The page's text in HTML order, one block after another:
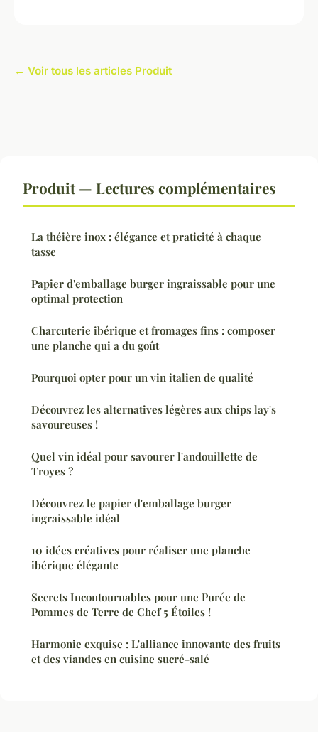
← Voir tous les articles Produit
Produit — Lectures complémentaires
La théière inox : élégance et praticité à chaque
tasse
Papier d'emballage burger ingraissable pour une
optimal protection
Charcuterie ibérique et fromages fins : composer
une planche qui a du goût
Pourquoi opter pour un vin italien de qualité
Découvrez les alternatives légères aux chips lay's
savoureuses !
Quel vin idéal pour savourer l'andouillette de
Troyes ?
Découvrez le papier d'emballage burger
ingraissable idéal
10 idées créatives pour réaliser une planche
ibérique élégante
Secrets Incontournables pour une Purée de
Pommes de Terre de Chef 5 Étoiles !
Harmonie exquise : L'alliance innovante des fruits
et des viandes en cuisine sucré-salé